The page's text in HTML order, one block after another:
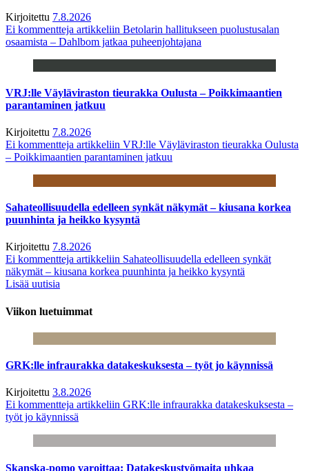
Kirjoitettu 7.8.2026
Ei kommentteja artikkeliin Betolarin hallitukseen puolustusalan
osaamista – Dahlbom jatkaa puheenjohtajana
VRJ:lle Väyläviraston tieurakka Oulusta – Poikkimaantien
parantaminen jatkuu
Kirjoitettu 7.8.2026
Ei kommentteja artikkeliin VRJ:lle Väyläviraston tieurakka Oulusta
– Poikkimaantien parantaminen jatkuu
Sahateollisuudella edelleen synkät näkymät – kiusana korkea
puunhinta ja heikko kysyntä
Kirjoitettu 7.8.2026
Ei kommentteja artikkeliin Sahateollisuudella edelleen synkät
näkymät – kiusana korkea puunhinta ja heikko kysyntä
Lisää uutisia
Viikon luetuimmat
GRK:lle infraurakka datakeskuksesta – työt jo käynnissä
Kirjoitettu 3.8.2026
Ei kommentteja artikkeliin GRK:lle infraurakka datakeskuksesta –
työt jo käynnissä
Skanska-pomo varoittaa: Datakeskustyömaita uhkaa